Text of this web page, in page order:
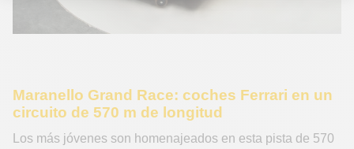
Maranello Grand Race: coches Ferrari en un
circuito de 570 m de longitud
Los más jóvenes son homenajeados en esta pista de 570